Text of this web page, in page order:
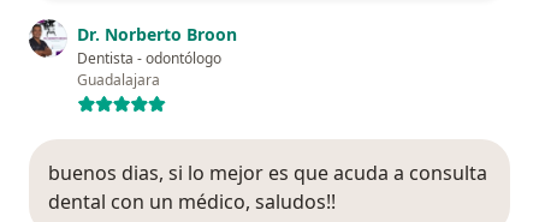
Dr. Norberto Broon
Dentista - odontólogo
Guadalajara
buenos dias, si lo mejor es que acuda a consulta
dental con un médico, saludos!!